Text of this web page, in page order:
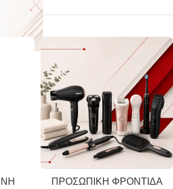
ΠΡΟΣΩΠΙΚΗ ΦΡΟΝΤΙΔΑ